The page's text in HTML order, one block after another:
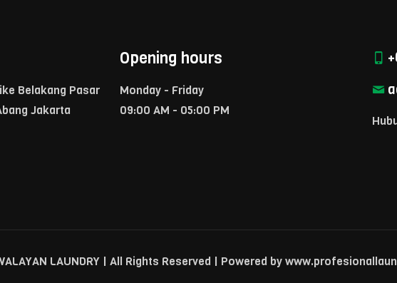
Belakang Pasar
Jakarta
Opening hours
Monday - Friday
09:00 AM - 05:00 PM
LAUNDRY | All Rights Reserved | Powered by